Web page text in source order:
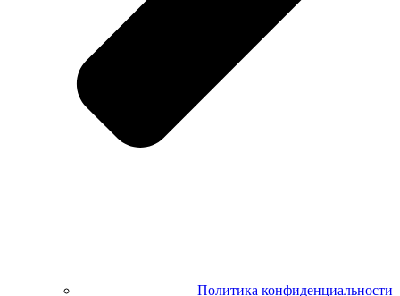
Политика конфиденциальности